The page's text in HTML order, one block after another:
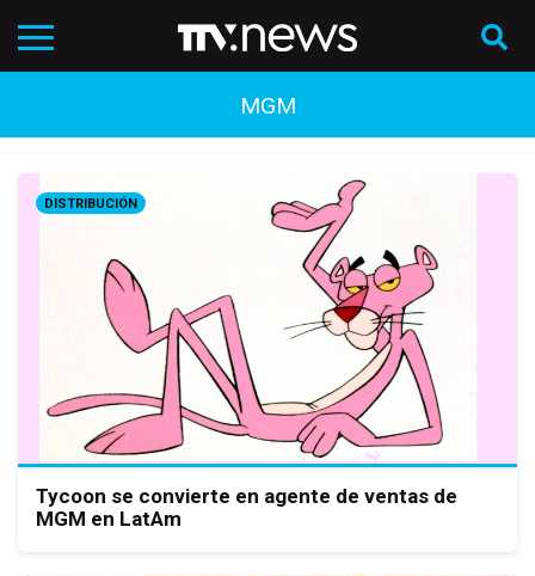
MGM
DISTRIBUCIÓN
Tycoon se convierte en agente de ventas de
MGM en LatAm